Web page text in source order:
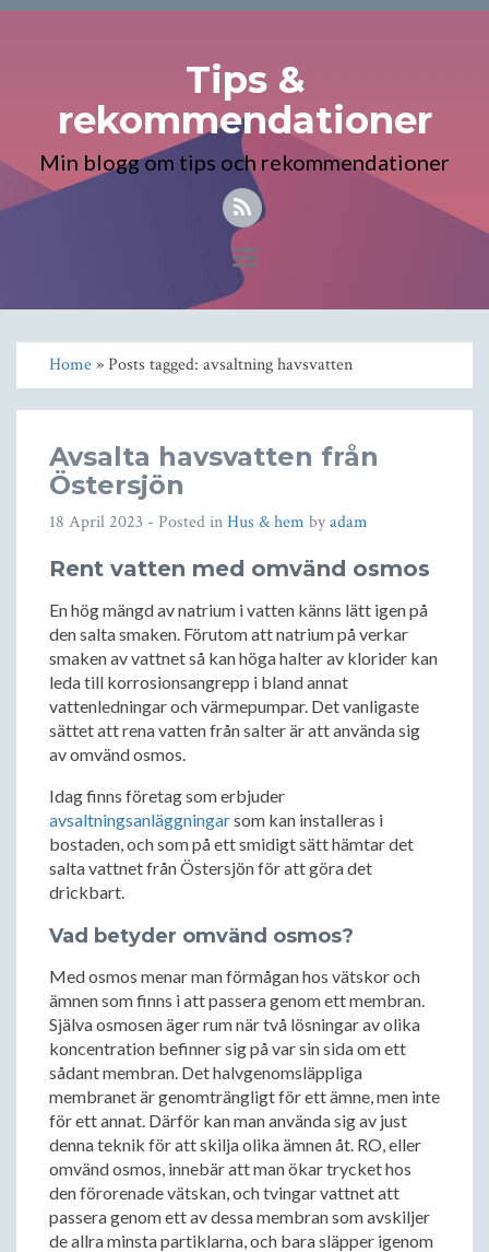
Tips &
rekommendationer
Min blogg om tips och rekommendationer
Toggle
navigation
Home» Posts tagged: avsaltning havsvatten
Avsalta havsvatten från
Östersjön
18 April 2023 - Posted inHus & hem byadam
Rent vatten med omvänd osmos
En hög mängd av natrium i vatten känns lätt igen på
den salta smaken. Förutom att natrium på verkar
smaken av vattnet så kan höga halter av klorider kan
leda till korrosionsangrepp i bland annat
vattenledningar och värmepumpar. Det vanligaste
sättet att rena vatten från salter är att använda sig
av omvänd osmos.
Idag finns företag som erbjuder
avsaltningsanläggningarsom kan installeras i
bostaden, och som på ett smidigt sätt hämtar det
salta vattnet från Östersjön för att göra det
drickbart.
Vad betyder omvänd osmos?
Med osmos menar man förmågan hos vätskor och
ämnen som finns i att passera genom ett membran.
Själva osmosen äger rum när två lösningar av olika
koncentration befinner sig på var sin sida om ett
sådant membran. Det halvgenomsläppliga
membranet är genomträngligt för ett ämne, men inte
för ett annat. Därför kan man använda sig av just
denna teknik för att skilja olika ämnen åt. RO, eller
omvänd osmos, innebär att man ökar trycket hos
den förorenade vätskan, och tvingar vattnet att
passera genom ett av dessa membran som avskiljer
de allra minsta partiklarna, och bara släpper igenom